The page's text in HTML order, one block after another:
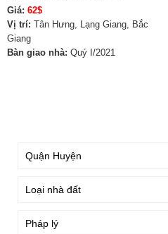
Giá: 62$
Vị trí: Tân Hưng, Lạng Giang, Bắc
Giang
Bàn giao nhà: Quý I/2021